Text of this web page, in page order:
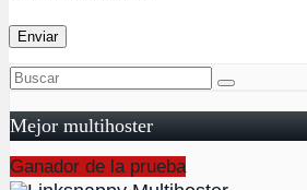
Mejor multihoster
Ganador de la prueba